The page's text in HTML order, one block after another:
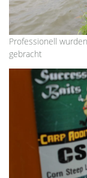
Professionell
gebracht